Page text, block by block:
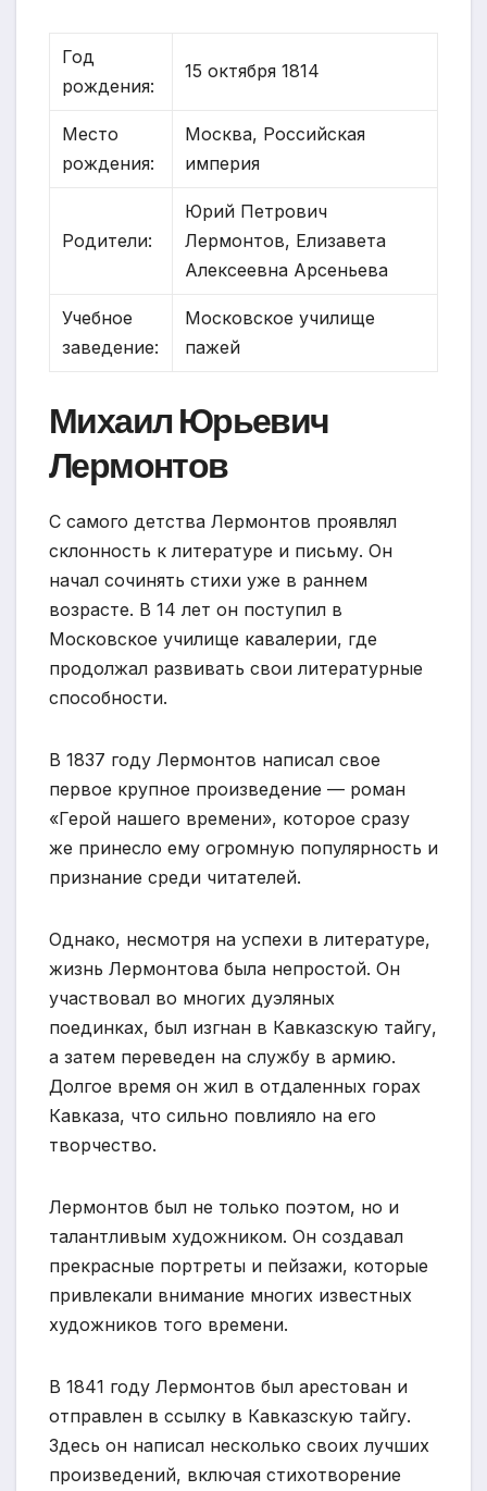
Год
рождения:
15 октября 1814
Место
рождения:
Москва, Российская
империя
Родители:
Юрий Петрович
Лермонтов, Елизавета
Алексеевна Арсеньева
Учебное
заведение:
Московское училище
пажей
Михаил Юрьевич
Лермонтов
С самого детства Лермонтов проявлял
склонность к литературе и письму. Он
начал сочинять стихи уже в раннем
возрасте. В 14 лет он поступил в
Московское училище кавалерии, где
продолжал развивать свои литературные
способности.
В 1837 году Лермонтов написал свое
первое крупное произведение — роман
«Герой нашего времени», которое сразу
же принесло ему огромную популярность и
признание среди читателей.
Однако, несмотря на успехи в литературе,
жизнь Лермонтова была непростой. Он
участвовал во многих дуэляных
поединках, был изгнан в Кавказскую тайгу,
а затем переведен на службу в армию.
Долгое время он жил в отдаленных горах
Кавказа, что сильно повлияло на его
творчество.
Лермонтов был не только поэтом, но и
талантливым художником. Он создавал
прекрасные портреты и пейзажи, которые
привлекали внимание многих известных
художников того времени.
В 1841 году Лермонтов был арестован и
отправлен в ссылку в Кавказскую тайгу.
Здесь он написал несколько своих лучших
произведений, включая стихотворение